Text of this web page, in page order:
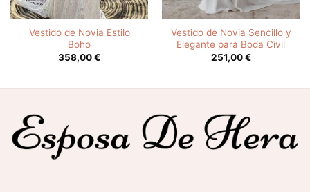
Vestido de Novia Estilo
Boho
358,00€
Vestido de Novia Sencillo y
Elegante para Boda Civil
251,00€